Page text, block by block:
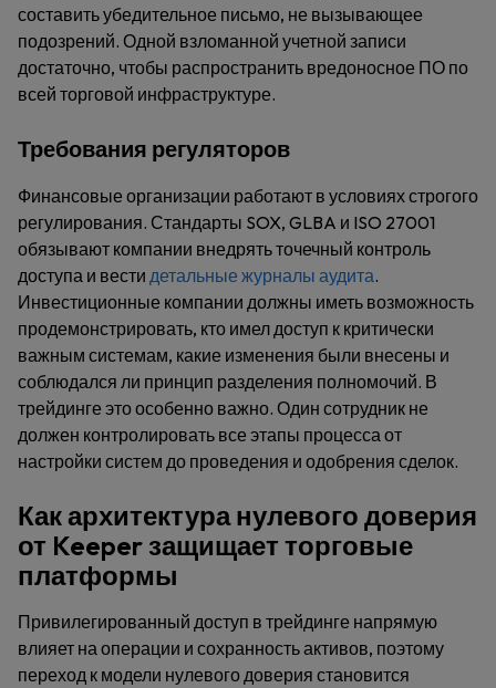
составить убедительное письмо, не вызывающее
подозрений. Одной взломанной учетной записи
достаточно, чтобы распространить вредоносное ПО по
всей торговой инфраструктуре.
Требования регуляторов
Финансовые организации работают в условиях строгого
регулирования. Стандарты SOX, GLBA и ISO 27001
обязывают компании внедрять точечный контроль
доступа и вести детальные журналы аудита.
Инвестиционные компании должны иметь возможность
продемонстрировать, кто имел доступ к критически
важным системам, какие изменения были внесены и
соблюдался ли принцип разделения полномочий. В
трейдинге это особенно важно. Один сотрудник не
должен контролировать все этапы процесса от
настройки систем до проведения и одобрения сделок.
Как архитектура нулевого доверия
от Keeper защищает торговые
платформы
Привилегированный доступ в трейдинге напрямую
влияет на операции и сохранность активов, поэтому
переход к модели нулевого доверия становится